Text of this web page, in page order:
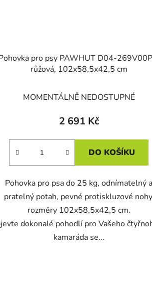
pro psy PAWHUT D04-
růžová, 102x58,5x42,5 cm
MOMENTÁLNĚ NEDOSTUPNÉ
2 691 Kč
DO KOŠÍKU
Pohovka pro psa do 25 kg, odnímatelný a
pratelný potah, pevné protiskluzové
rozměry 102x58,5x42,5 cm.
dokonalé pohodlí pro Vašeho
kamaráda se...